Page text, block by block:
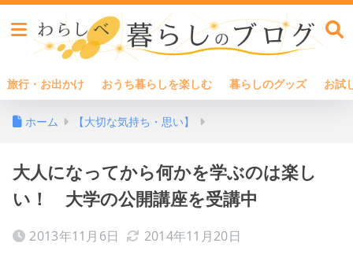
旅行・お出かけ おうち暮らしを楽しむ 暮らしのグッズ お試
ホーム 【大切な気持ち・思い】
大人になってから何かを学ぶのは楽し
い！ 大学の公開講座を受講中
2013年11月6日 2014年11月20日